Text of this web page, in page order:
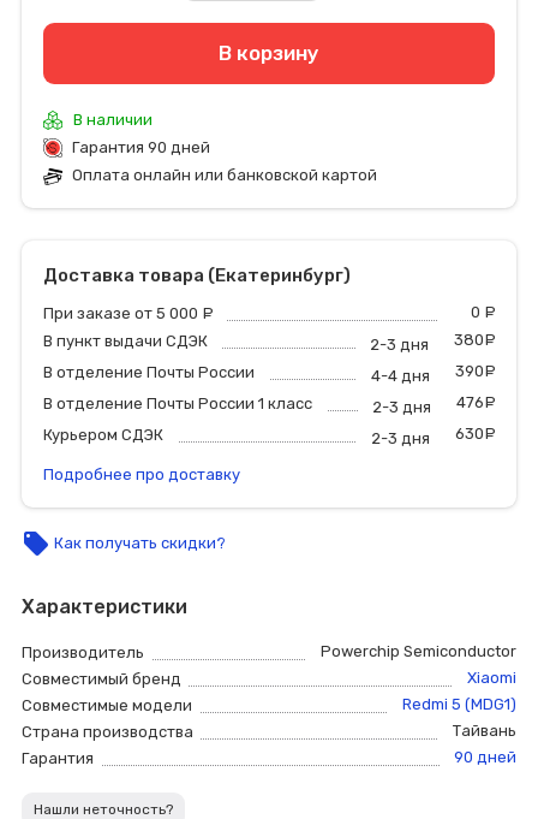
В корзину
В наличии
Гарантия 90 дней
Оплата онлайн или банковской картой
Доставка товара (Екатеринбург)
При заказе от 5 000 0
В пункт выдачи СДЭК
2-3 дня 380
В отделение Почты России
4-4 дня 390
В отделение Почты России 1 класс
2-3 дня 476
Курьером СДЭК
2-3 дня 630
Подробнее про доставку
local_offer Как получать скидки?
Характеристики
Производитель
Powerchip Semiconductor
Совместимый бренд
Xiaomi
Совместимые модели
Redmi 5 (MDG1)
Страна производства
Тайвань
Гарантия
90 дней
Нашли неточность?